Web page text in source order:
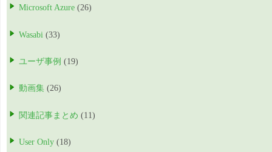
Microsoft Azure (26)
Wasabi (33)
ユーザ事例 (19)
動画集 (26)
関連記事まとめ (11)
User Only (18)